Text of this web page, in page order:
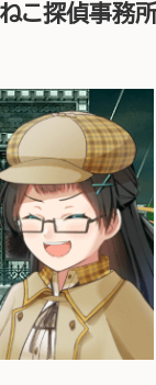
こ探偵事務